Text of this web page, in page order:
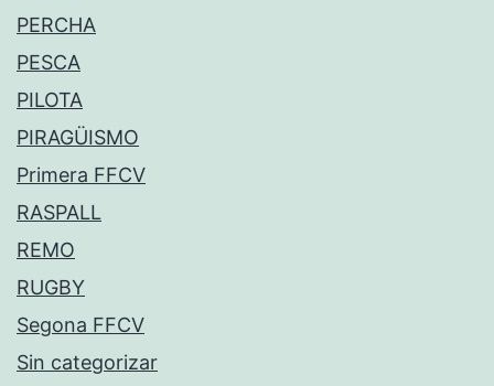
PERCHA
PESCA
PILOTA
PIRAGÜISMO
Primera FFCV
RASPALL
REMO
RUGBY
Segona FFCV
Sin categorizar